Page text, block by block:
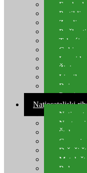
Feeder
Partikli
Zemlja
Tekući
Gel i
Lovni
Živi
Ljepilo
Boje za
Natjecateljski
Šteke za
Gume i
Držači
Match
Role za